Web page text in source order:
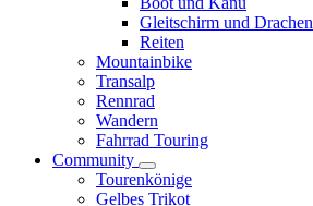
Gleitschirm und Drachen
Reiten
Mountainbike
Transalp
Rennrad
Wandern
Fahrrad Touring
Community
Tourenkönige
Gelbes Trikot